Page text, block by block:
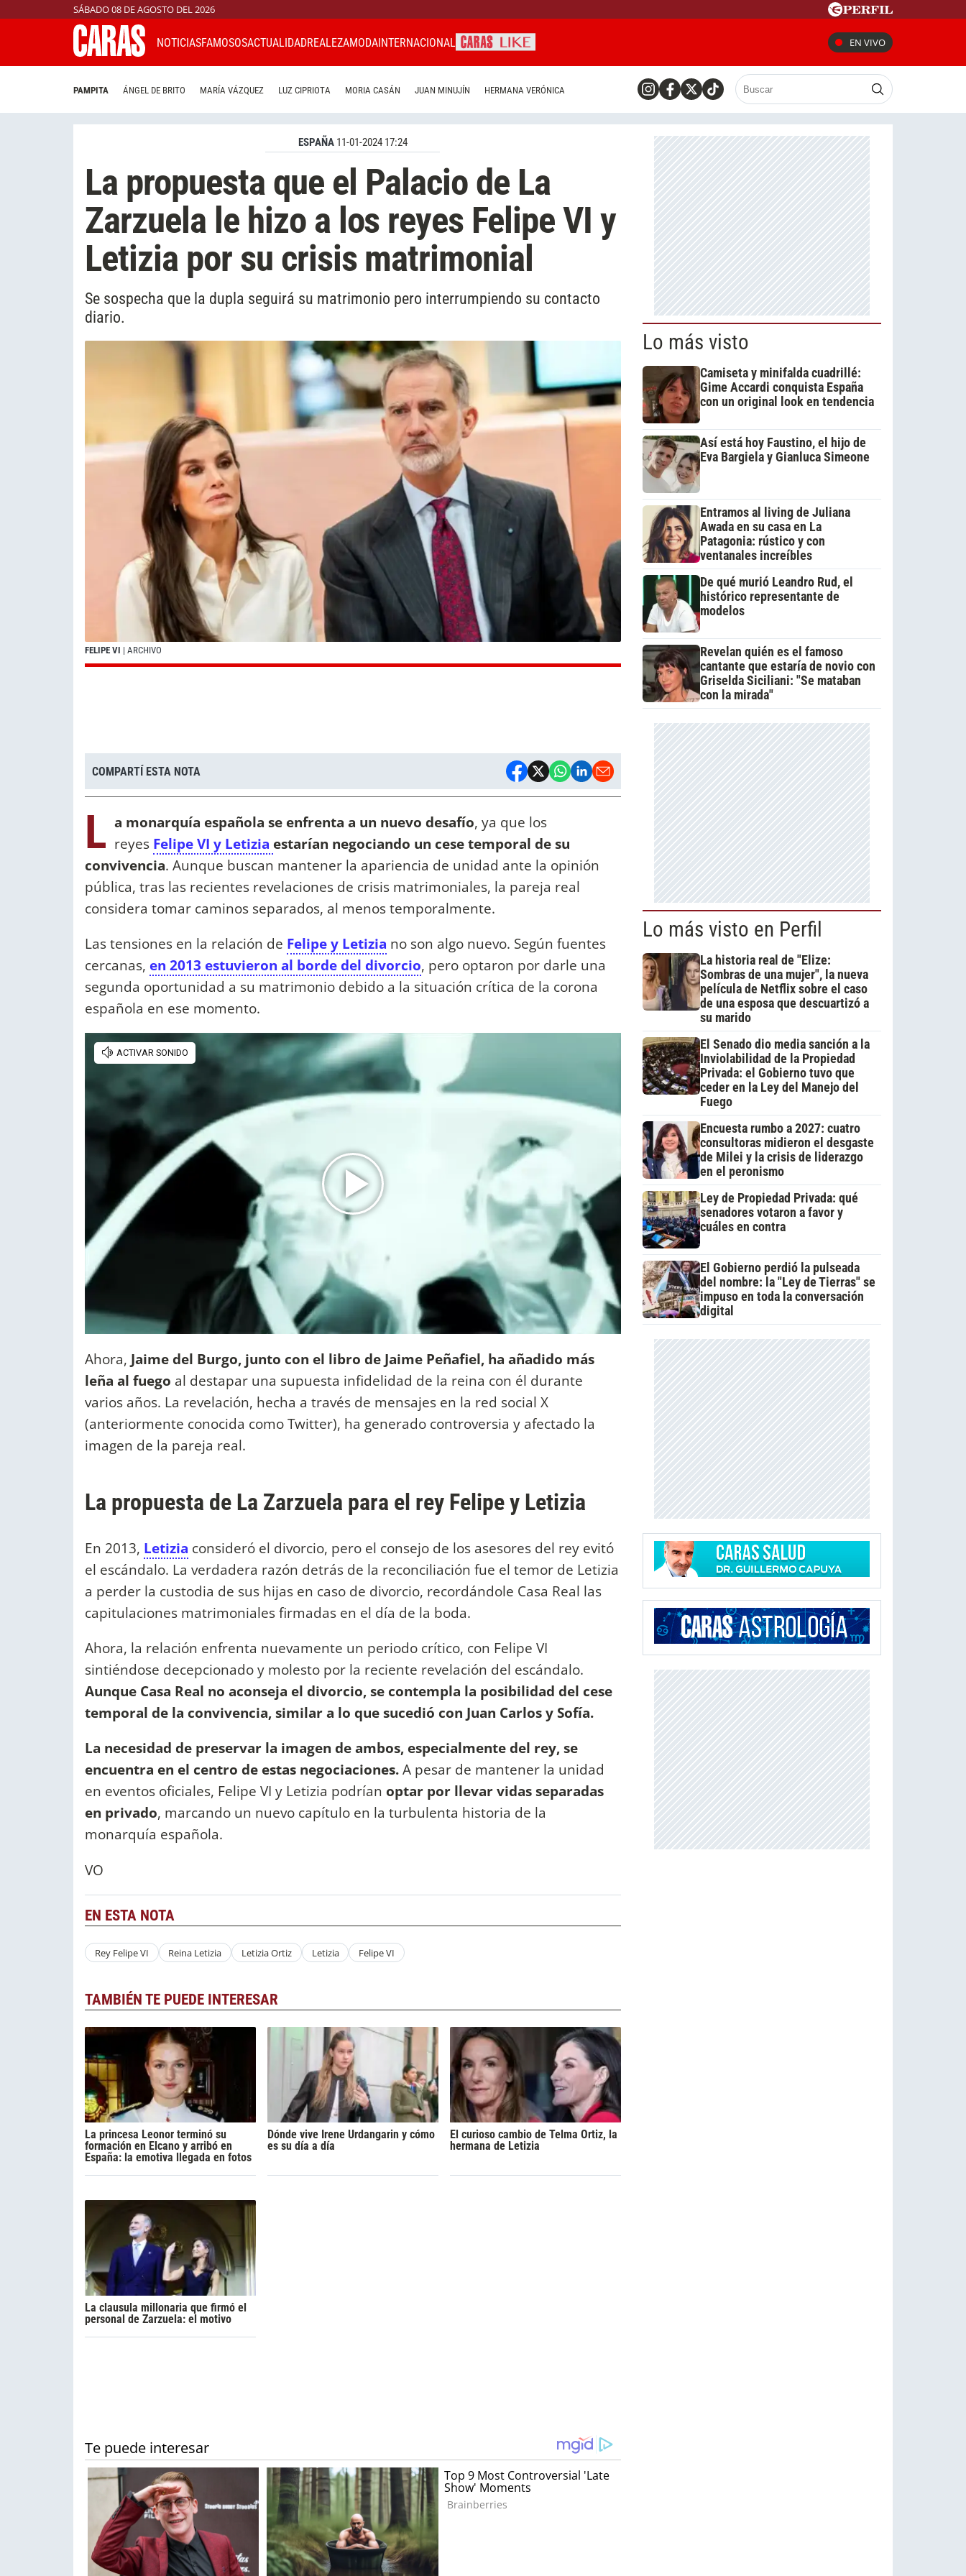
SÁBADO 08 DE AGOSTO DEL 2026
NOTICIASFAMOSOSACTUALIDADREALEZAMODAINTERNACIONAL EN VIVO
PAMPITA ÁNGEL DE BRITO MARÍA VÁZQUEZ LUZ CIPRIOTA MORIA CASÁN JUAN MINUJÍN HERMANA VERÓNICA
ESPAÑA 11-01-2024 17:24
La propuesta que el Palacio de La
Zarzuela le hizo a los reyes Felipe VI y
Letizia por su crisis matrimonial
Se sospecha que la dupla seguirá su matrimonio pero interrumpiendo su contacto
diario.
FELIPE VI | ARCHIVO
COMPARTÍ ESTA NOTA
L a monarquía española se enfrenta a un nuevo desafío, ya que los
reyes Felipe VI y Letizia estarían negociando un cese temporal de su
convivencia. Aunque buscan mantener la apariencia de unidad ante la opinión
pública, tras las recientes revelaciones de crisis matrimoniales, la pareja real
considera tomar caminos separados, al menos temporalmente.
Las tensiones en la relación de Felipe y Letizia no son algo nuevo. Según fuentes
cercanas, en 2013 estuvieron al borde del divorcio, pero optaron por darle una
segunda oportunidad a su matrimonio debido a la situación crítica de la corona
española en ese momento.
Ahora, Jaime del Burgo, junto con el libro de Jaime Peñafiel, ha añadido más
leña al fuego al destapar una supuesta infidelidad de la reina con él durante
varios años. La revelación, hecha a través de mensajes en la red social X
(anteriormente conocida como Twitter), ha generado controversia y afectado la
imagen de la pareja real.
La propuesta de La Zarzuela para el rey Felipe y Letizia
En 2013, Letizia consideró el divorcio, pero el consejo de los asesores del rey evitó
el escándalo. La verdadera razón detrás de la reconciliación fue el temor de Letizia
a perder la custodia de sus hijas en caso de divorcio, recordándole Casa Real las
capitulaciones matrimoniales firmadas en el día de la boda.
Ahora, la relación enfrenta nuevamente un periodo crítico, con Felipe VI
sintiéndose decepcionado y molesto por la reciente revelación del escándalo.
Aunque Casa Real no aconseja el divorcio, se contempla la posibilidad del cese
temporal de la convivencia, similar a lo que sucedió con Juan Carlos y Sofía.
La necesidad de preservar la imagen de ambos, especialmente del rey, se
encuentra en el centro de estas negociaciones.A pesar de mantener la unidad
en eventos oficiales, Felipe VI y Letizia podrían optar por llevar vidas separadas
en privado, marcando un nuevo capítulo en la turbulenta historia de la
monarquía española.
VO
EN ESTA NOTA
Rey Felipe VI Reina Letizia Letizia Ortiz Letizia Felipe VI
TAMBIÉN TE PUEDE INTERESAR
La princesa Leonor terminó su
formación en Elcano y arribó en
España: la emotiva llegada en fotos
Dónde vive Irene Urdangarin y cómo
es su día a día
El curioso cambio de Telma Ortiz, la
hermana de Letizia
La clausula millonaria que firmó el
personal de Zarzuela: el motivo
Lo más visto
Camiseta y minifalda cuadrillé:
Gime Accardi conquista España
con un original look en tendencia
Así está hoy Faustino, el hijo de
Eva Bargiela y Gianluca Simeone
Entramos al living de Juliana
Awada en su casa en La
Patagonia: rústico y con
ventanales increíbles
De qué murió Leandro Rud, el
histórico representante de
modelos
Revelan quién es el famoso
cantante que estaría de novio con
Griselda Siciliani: "Se mataban
con la mirada"
Lo más visto en Perfil
La historia real de "Elize:
Sombras de una mujer", la nueva
película de Netflix sobre el caso
de una esposa que descuartizó a
su marido
El Senado dio media sanción a la
Inviolabilidad de la Propiedad
Privada: el Gobierno tuvo que
ceder en la Ley del Manejo del
Fuego
Encuesta rumbo a 2027: cuatro
consultoras midieron el desgaste
de Milei y la crisis de liderazgo
en el peronismo
Ley de Propiedad Privada: qué
senadores votaron a favor y
cuáles en contra
El Gobierno perdió la pulseada
del nombre: la "Ley de Tierras" se
impuso en toda la conversación
digital